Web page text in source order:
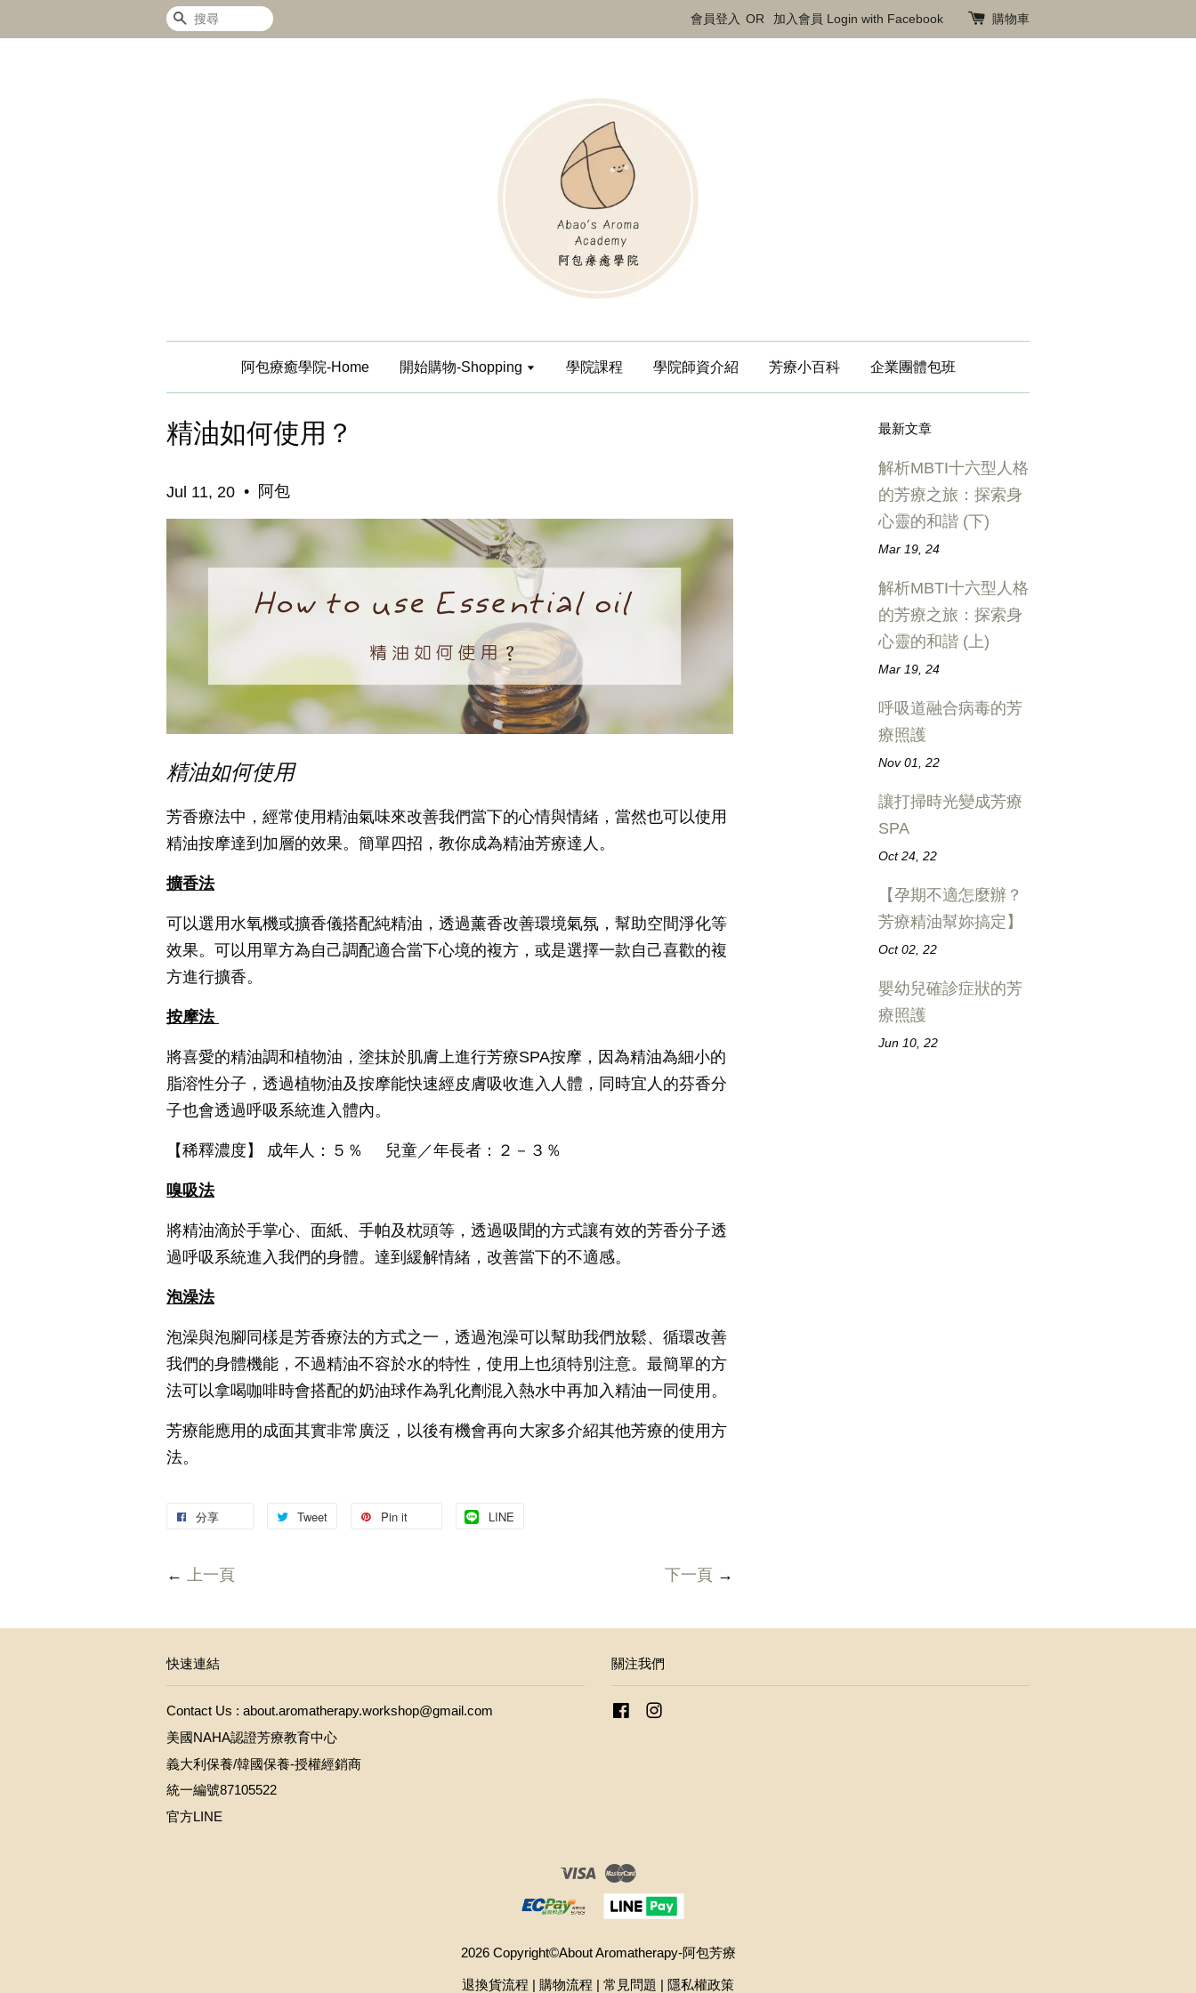
搜尋 會員登入 OR 加入會員 Login with Facebook 購物車
阿包療癒學院-Home 開始購物-Shopping 學院課程 學院師資介紹 芳療小百科 企業團體包班
精油如何使用？
Jul 11, 20 • 阿包
精油如何使用
芳香療法中，經常使用精油氣味來改善我們當下的心情與情緒，當然也可以使用
精油按摩達到加層的效果。簡單四招，教你成為精油芳療達人。
擴香法
可以選用水氧機或擴香儀搭配純精油，透過薰香改善環境氣氛，幫助空間淨化等
效果。可以用單方為自己調配適合當下心境的複方，或是選擇一款自己喜歡的複
方進行擴香。
按摩法
將喜愛的精油調和植物油，塗抹於肌膚上進行芳療SPA按摩，因為精油為細小的
脂溶性分子，透過植物油及按摩能快速經皮膚吸收進入人體，同時宜人的芬香分
子也會透過呼吸系統進入體內。
【稀釋濃度】 成年人：５％ 兒童／年長者：２－３％
嗅吸法
將精油滴於手掌心、面紙、手帕及枕頭等，透過吸聞的方式讓有效的芳香分子透
過呼吸系統進入我們的身體。達到緩解情緒，改善當下的不適感。
泡澡法
泡澡與泡腳同樣是芳香療法的方式之一，透過泡澡可以幫助我們放鬆、循環改善
我們的身體機能，不過精油不容於水的特性，使用上也須特別注意。最簡單的方
法可以拿喝咖啡時會搭配的奶油球作為乳化劑混入熱水中再加入精油一同使用。
芳療能應用的成面其實非常廣泛，以後有機會再向大家多介紹其他芳療的使用方
法。
分享 Tweet Pin it LINE
← 上一頁 下一頁→
最新文章
解析MBTI十六型人格
的芳療之旅：探索身
心靈的和諧 (下)
Mar 19, 24
解析MBTI十六型人格
的芳療之旅：探索身
心靈的和諧 (上)
Mar 19, 24
呼吸道融合病毒的芳
療照護
Nov 01, 22
讓打掃時光變成芳療
SPA
Oct 24, 22
【孕期不適怎麼辦？
芳療精油幫妳搞定】
Oct 02, 22
嬰幼兒確診症狀的芳
療照護
Jun 10, 22
快速連結
Contact Us : about.aromatherapy.workshop@gmail.com
美國NAHA認證芳療教育中心
義大利保養/韓國保養-授權經銷商
統一編號87105522
官方LINE
關注我們
Facebook
Visa
2026 Copyright©About Aromatherapy-阿包芳療
退換貨流程 | 購物流程 | 常見問題 | 隱私權政策